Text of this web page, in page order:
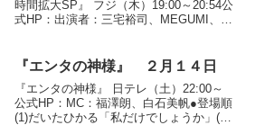
時間拡大SP』 フジ（木）19:00～20:54公
式HP：出演者：三宅裕司、MEGUMI、オ
奈、間寛平、嶋大輔、はるな愛、世界の
ナベア...
『エンタの神様』 ２月１４日
『エンタの神様』 日テレ（土）22:00～
公式HP：MC：福澤朗、白石美帆●登場順
(1)だいたひかる「私だけでしょうか」(2)